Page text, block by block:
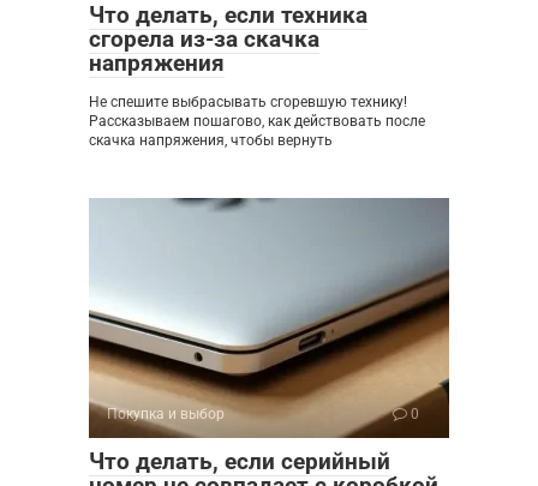
Что делать, если техника
сгорела из-за скачка
напряжения
Не спешите выбрасывать сгоревшую технику!
Рассказываем пошагово, как действовать после
скачка напряжения, чтобы вернуть
Покупка и выбор 0
Что делать, если серийный